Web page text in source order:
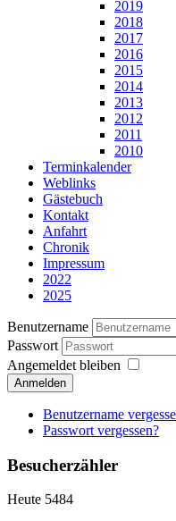
2019
2018
2017
2016
2015
2014
2013
2012
2011
2010
Terminkalender
Weblinks
Gästebuch
Kontakt
Anfahrt
Chronik
Impressum
2022
2025
Benutzername
Passwort
Angemeldet bleiben
Anmelden
Benutzername
Passwort vergessen?
Besucherzähler
Heute 5484